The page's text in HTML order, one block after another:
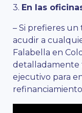
3. En las
– Si prefieres
acudir a
Falabella en
detalladamente
ejecutivo para